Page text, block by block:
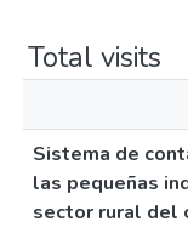
Total visits
Sistema de
las pequeñas
sector rural del